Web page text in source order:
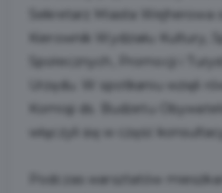
Sekretarz Miasta Wejherowa
Kierownik Wydziału Kultury,
Społecznych, Promocji i
Urzędu. W spotkaniu wzięli
Komisji ds. Budżetu
włączyli się w część
Podczas warsztatów